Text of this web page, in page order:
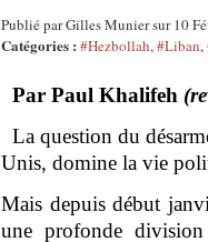
Publié par Gilles Munier sur 10
Catégories : #Hezbollah,#Liban,
Par Paul Khalifeh
La question du
Unis, domine la vie
Mais depuis début
une profonde